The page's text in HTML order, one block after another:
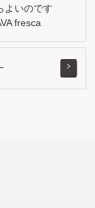
よいのです
fresca